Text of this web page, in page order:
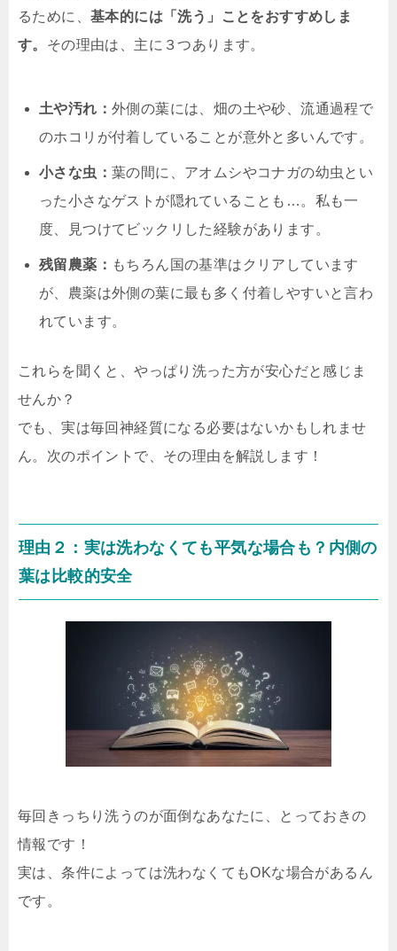
るために、 基本的には「洗う」ことをおすすめしま
す。 その理由は、主に３つあります。
土や汚れ： 外側の葉には、畑の土や砂、流通過程で
のホコリが付着していることが意外と多いんです。
小さな虫： 葉の間に、アオムシやコナガの幼虫とい
った小さなゲストが隠れていることも…。私も一
度、見つけてビックリした経験があります。
残留農薬： もちろん国の基準はクリアしています
が、農薬は外側の葉に最も多く付着しやすいと言わ
れています。
これらを聞くと、やっぱり洗った方が安心だと感じま
せんか？
でも、実は毎回神経質になる必要はないかもしれませ
ん。次のポイントで、その理由を解説します！
理由２：実は洗わなくても平気な場合も？内側の
葉は比較的安全
毎回きっちり洗うのが面倒なあなたに、とっておきの
情報です！
実は、条件によっては洗わなくてもOKな場合があるん
です。